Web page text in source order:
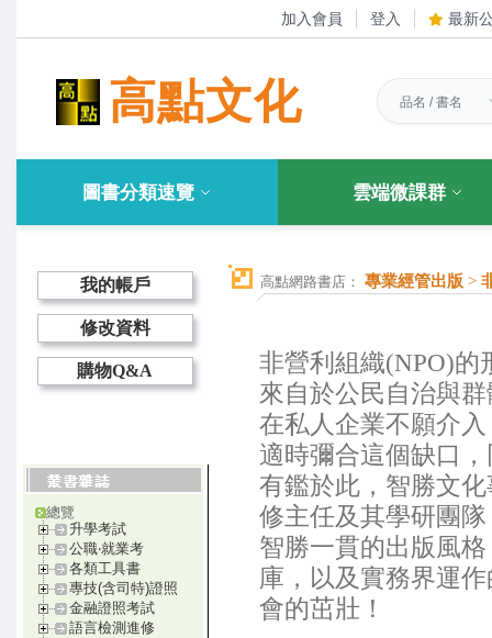
加入會員 登入 最新
高點文化
圖書分類速覽 雲端微課群
我的帳戶
修改資料
購物Q&A
總覽
升學考試
公職‧就業考
各類工具書
專技(含司特)證照
金融證照考試
語言檢測進修
高點網路書店： 專業經管出版 >
非營利組織(NPO)的
來自於公民自治與
在私人企業不願介
適時彌合這個缺口
有鑑於此，智勝文
修主任及其學研團
智勝一貫的出版風
庫，以及實務界運
會的茁壯！